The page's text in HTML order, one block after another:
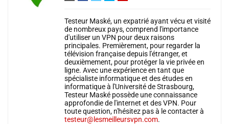
Testeur Maské, un expatrié ayant vécu et visité
de nombreux pays, comprend l'importance
d'utiliser un VPN pour deux raisons
principales. Premièrement, pour regarder la
télévision française depuis l'étranger, et
deuxièmement, pour protéger la vie privée en
ligne. Avec une expérience en tant que
spécialiste informatique et des études en
informatique à l'Université de Strasbourg,
Testeur Maské possède une connaissance
approfondie de l'internet et des VPN. Pour
toute question, n'hésitez pas à le contacter à
testeur@lesmeilleursvpn.com.